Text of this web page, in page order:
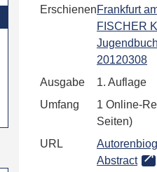
ErschienenFrankfurt
FISCHER
20120308
Ausgabe
1. Auflage
Umfang
1 Online-
Seiten)
URL
Abstract